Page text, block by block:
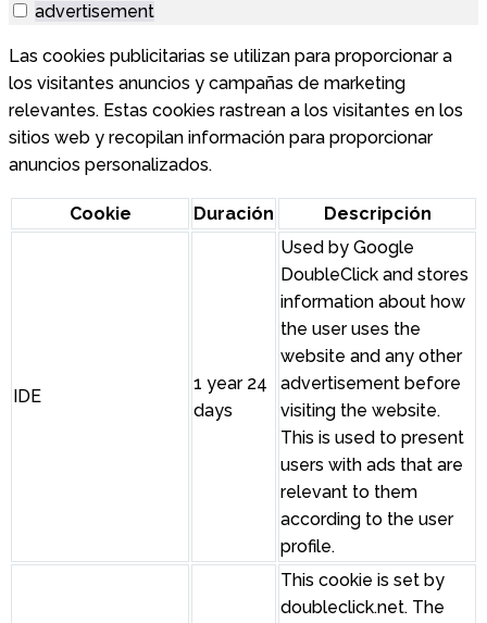
advertisement
Las cookies publicitarias se utilizan para proporcionar a
los visitantes anuncios y campañas de marketing
relevantes. Estas cookies rastrean a los visitantes en los
sitios web y recopilan información para proporcionar
anuncios personalizados.
Cookie Duración Descripción
IDE
1 year 24
days
Used by Google
DoubleClick and stores
information about how
the user uses the
website and any other
advertisement before
visiting the website.
This is used to present
users with ads that are
relevant to them
according to the user
profile.
This cookie is set by
doubleclick.net. The